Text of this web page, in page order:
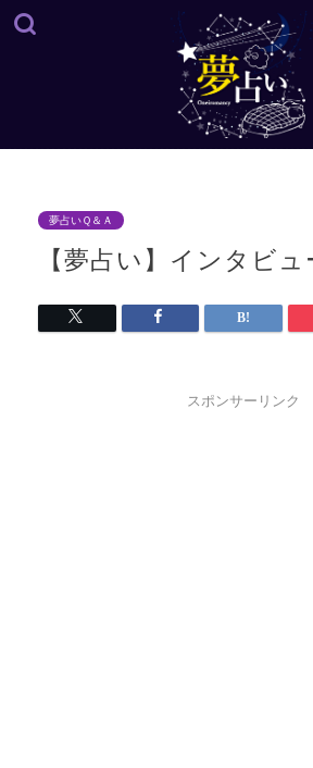
夢占いＱ＆Ａ
【夢占い】インタビ
スポンサーリンク